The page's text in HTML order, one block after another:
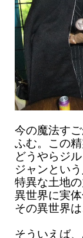
今の魔法すご
ふむ。この
どうやらジ
ジャンとい
特異な土地
異世界に実
その異世界
そういえば